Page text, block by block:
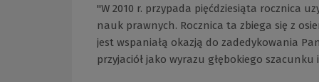
"W 2010 r. przypada pięćdziesiąta rocznica
nauk prawnych. Rocznica ta zbiega się z
jest wspaniałą okazją do zadedykowania
przyjaciół jako wyrazu głębokiego